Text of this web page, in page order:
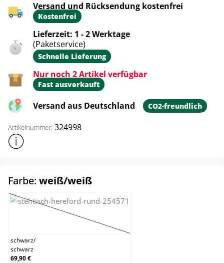
Versand und Rücksendung kostenfrei
Kostenfrei
Lieferzeit: 1 - 2 Werktage
(Paketservice)
Schnelle Lieferung
Nur noch 2 Artikel verfügbar
Fast ausverkauft
Versand aus Deutschland CO2-freundlich
Artikelnummer: 324998
Weitere Produktinformationen anzeigen
Farbe: weiß/weißauswählen
schwarz/schwarz
(This option is currently unavailable.)
schwarz/
schwarz
69,90 €